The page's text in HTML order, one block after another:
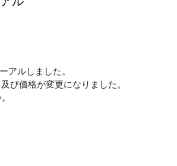
アルしました。
び価格が変更になりました。